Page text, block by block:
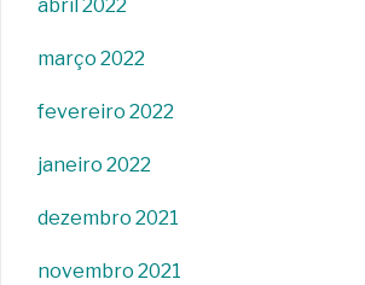
abril 2022
março 2022
fevereiro 2022
janeiro 2022
dezembro 2021
novembro 2021